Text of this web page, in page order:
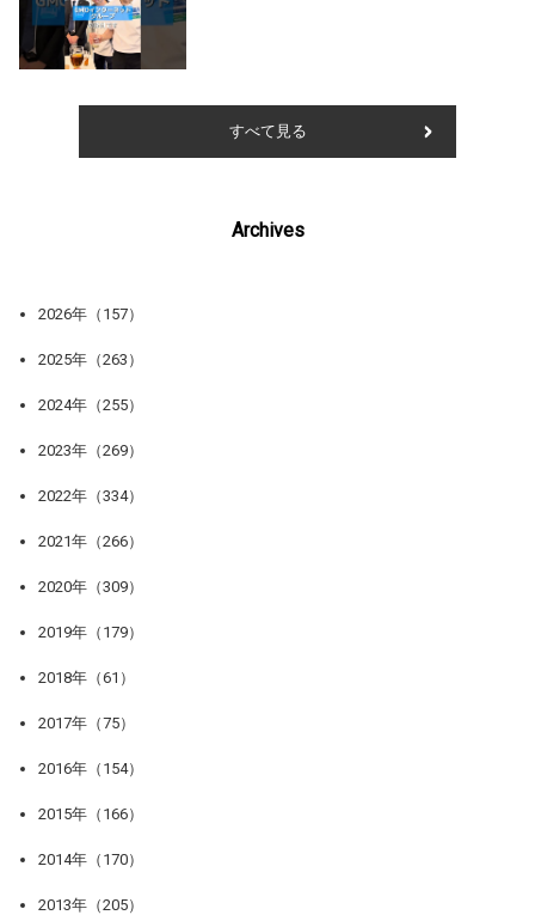
すべて見る
Archives
2026年（157）
2025年（263）
2024年（255）
2023年（269）
2022年（334）
2021年（266）
2020年（309）
2019年（179）
2018年（61）
2017年（75）
2016年（154）
2015年（166）
2014年（170）
2013年（205）